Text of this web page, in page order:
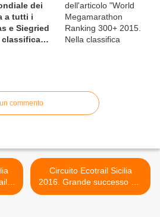
dei
a tutti i
e Siegried
classifica
commento
Circuito Ecotrail Sicilia
2016. Grande successo del
Trail delle Cantine di